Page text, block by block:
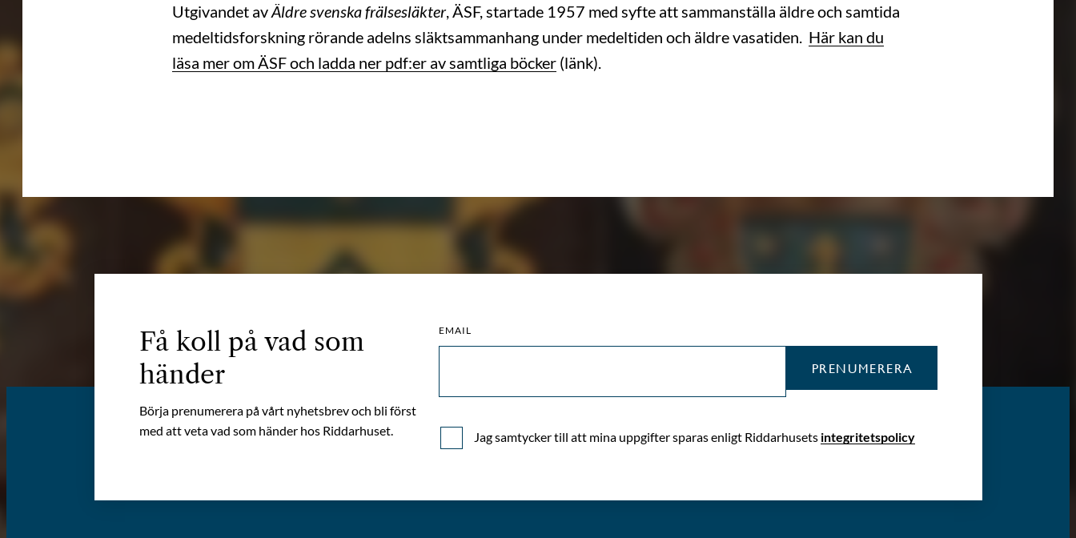
Utgivandet avÄldre svenska frälsesläkter, ÄSF, startade 1957 med syfte att sammanställa äldre och samtida
medeltidsforskning rörande adelns släktsammanhang under medeltiden och äldre vasatiden. Här kan du
läsa mer om ÄSF och ladda ner pdf:er av samtliga böcker (länk).
Få koll på vad som
händer
Börja prenumerera på vårt nyhetsbrev och bli först
med att veta vad som händer hos Riddarhuset.
EMAIL
Jag samtycker till att mina uppgifter sparas enligt Riddarhusets integritetspolicy
PRENUMERERA